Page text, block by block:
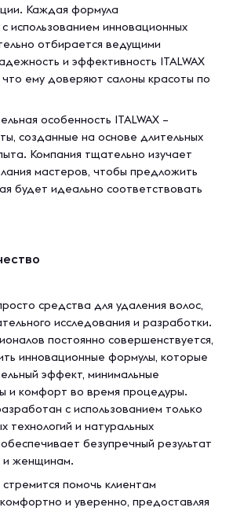
Каждая формула
использованием инновационных
отбирается ведущими
и эффективность ITALWAX
что ему доверяют салоны красоты по
особенность ITALWAX –
созданные на основе длительных
Компания тщательно изучает
мастеров, чтобы предложить
будет идеально соответствовать
средства для удаления волос,
исследования и разработки.
постоянно совершенствуется,
инновационные формулы, которые
эффект, минимальные
и комфорт во время процедуры.
с использованием только
технологий и натуральных
безупречный результат
и женщинам.
стремится помочь клиентам
и уверенно, предоставляя